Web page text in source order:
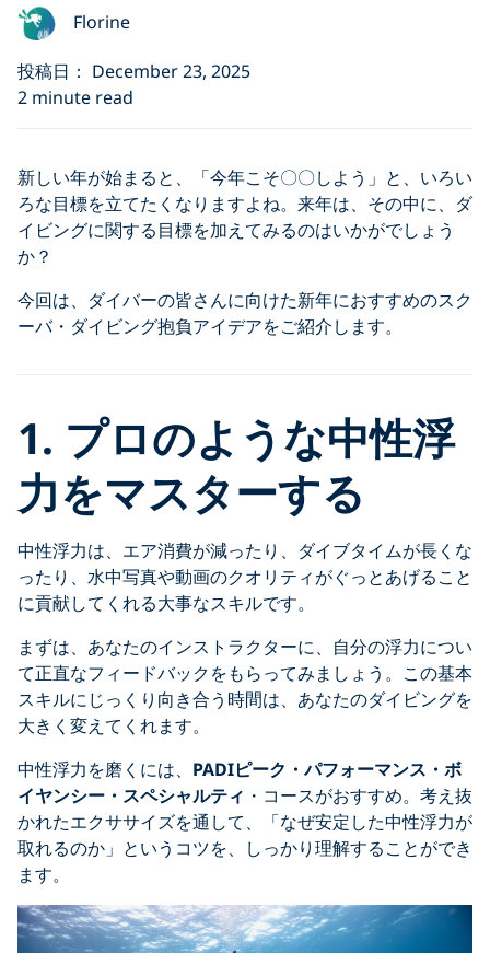
Florine
投稿日： December 23, 2025
2 minute read
新しい年が始まると、「今年こそ〇〇しよう」と、いろい
ろな目標を立てたくなりますよね。来年は、その中に、ダ
イビングに関する目標を加えてみるのはいかがでしょう
か？
今回は、ダイバーの皆さんに向けた新年におすすめのスク
ーバ・ダイビング抱負アイデアをご紹介します。
1. プロのような中性浮
力をマスターする
中性浮力は、エア消費が減ったり、ダイブタイムが長くな
ったり、水中写真や動画のクオリティがぐっとあげること
に貢献してくれる大事なスキルです。
まずは、あなたのインストラクターに、自分の浮力につい
て正直なフィードバックをもらってみましょう。この基本
スキルにじっくり向き合う時間は、あなたのダイビングを
大きく変えてくれます。
中性浮力を磨くには、 PADIピーク・パフォーマンス・ボ
イヤンシー・スペシャルティ ・コースがおすすめ。考え抜
かれたエクササイズを通して、「なぜ安定した中性浮力が
取れるのか」というコツを、しっかり理解することができ
ます。